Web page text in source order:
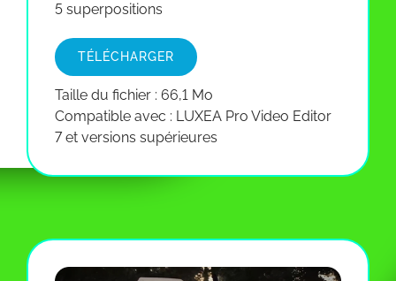
5 superpositions
TÉLÉCHARGER
Taille du fichier : 66,1 Mo
Compatible avec : LUXEA Pro Video Editor
7 et versions supérieures